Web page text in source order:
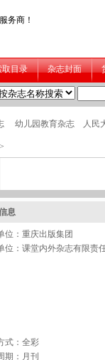
>
息
位：重庆出版集团
位：课堂内外杂志有限责
式：全彩
期：月刊